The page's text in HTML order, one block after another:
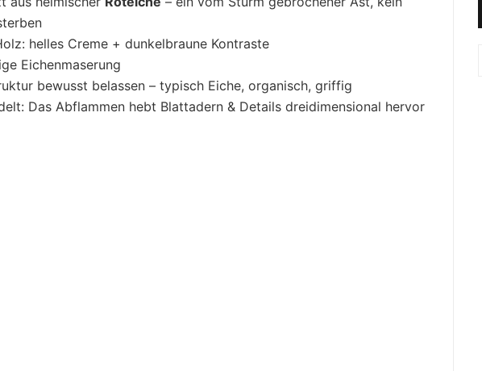
helles Creme + dunkelbraune Kontraste
Eichenmaserung
bewusst belassen – typisch Eiche, organisch, griffig
Das Abflammen hebt Blattadern & Details dreidimensional hervor